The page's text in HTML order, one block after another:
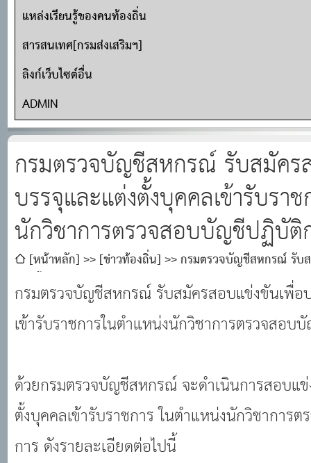
แหล่งเรียนรู้ของคนท้องถิ่น
สารสนเทศ[กรมส่งเสริมฯ]
ลิงก์เว็บไซต์อื่น
ADMIN
กรมตรวจบัญชีสหกรณ์ รับสมัคร
บรรจุและแต่งตั้งบุคคลเข้ารับรา
นักวิชาการตรวจสอบบัญชีปฏิบั
[หน้าหลัก] [ข่าวท้องถิ่น]
กรมตรวจบัญชีสหกรณ์ รับ
แต่งตั้งบุคคลเข้ารับราชการในตําแหน่งนักวิชาการตรวจสอบ
กรมตรวจบัญชีสหกรณ์ รับสมัครสอบแข่งขันเพื่อ
เข้ารับราชการในตําแหน่งนักวิชาการตรวจสอ
ด้วยกรมตรวจบัญชีสหกรณ์ จะดําเนินการสอบแ
ตั้งบุคคลเข้ารับราชการ ในตําแหน่งนักวิชากา
การ ดังรายละเอียดต่อไปนี้